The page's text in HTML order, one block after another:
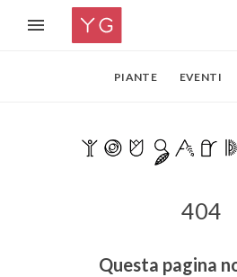
PIANTE EVENTI
404
Questa pagina